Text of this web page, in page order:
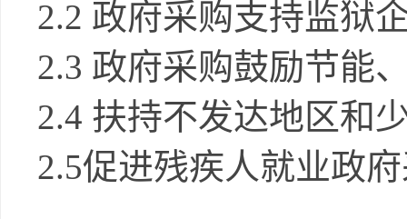
2.2 政府采购支持监狱
2.3 政府采购鼓励节能
2.4 扶持不发达地区和
2.5促进残疾人就业政